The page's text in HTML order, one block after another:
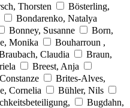
Thorsten
Bösterling,
Bondarenko, Natalya
Bonney, Susanne
Born,
Monika
Bouharroun ,
Claudia
Braun,
Breest, Anja
Brites-Alves,
Cornelia
Bühler, Nils
Bugdahn,